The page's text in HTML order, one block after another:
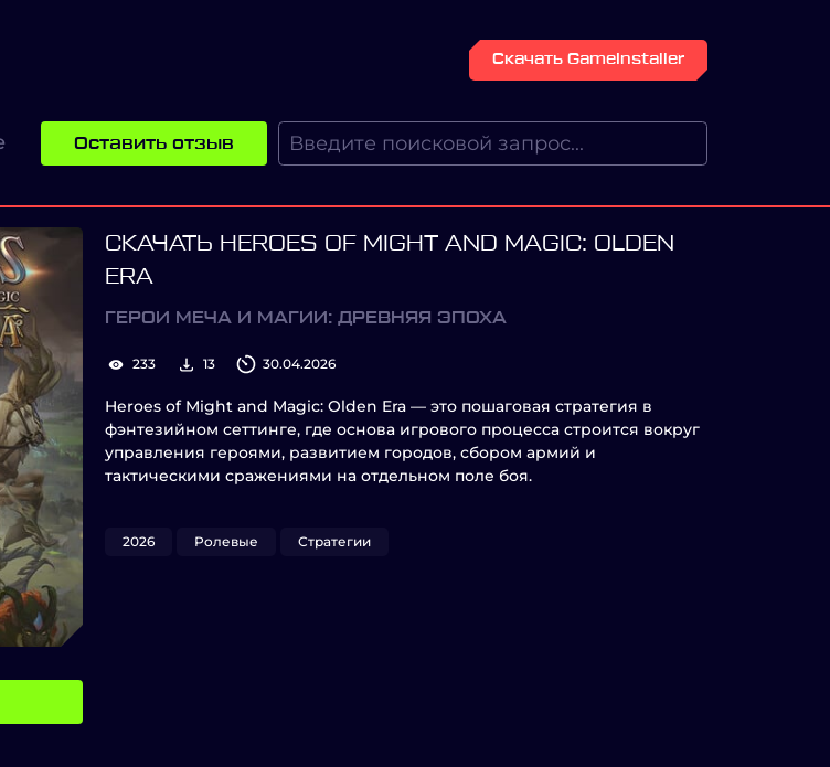
Скачать GameInstaller
Оставить отзыв
СКАЧАТЬ HEROES OF MIGHT AND MAGIC: OLDEN
ERA
ГЕРОИ МЕЧА И МАГИИ: ДРЕВНЯЯ ЭПОХА
233 13 30.04.2026
Heroes of Might and Magic: Olden Era — это пошаговая стратегия в
фэнтезийном сеттинге, где основа игрового процесса строится вокруг
управления героями, развитием городов, сбором армий и
тактическими сражениями на отдельном поле боя.
2026 Ролевые Стратегии